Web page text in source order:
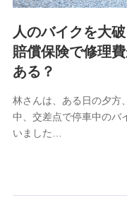
ビスに関してのお問
各種お問い合わせに対
当社のサービスに関す
をお送りするため
アンケートの送付のため
当社のサービスや媒体
分析するため
当社の対応品質向上や
個人情報保護管
〒103-0013 東京
人のバイクを大
賠償保険で修理
ある？
林さんは、ある日の夕方
中、交差点で停車中のバ
いました…